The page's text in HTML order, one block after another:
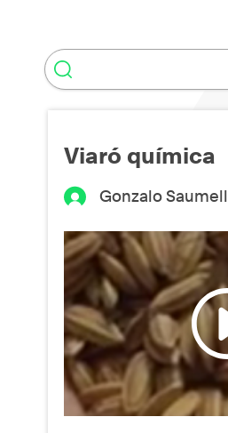
Viaró química
Gonzalo Saumell